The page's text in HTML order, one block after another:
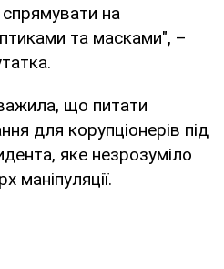
спрямувати на
та масками", –
що питати
для корупціонерів під
яке незрозуміло
маніпуляції.